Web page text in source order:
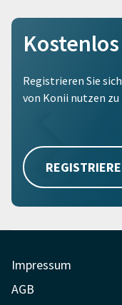
Registrieren Sie
von Konii nutzen zu
Impressum
AGB